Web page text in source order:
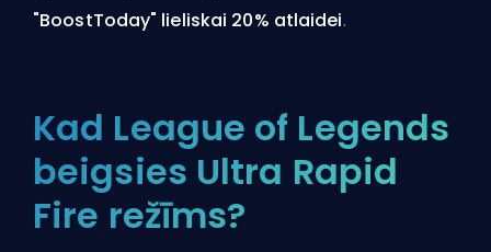
"BoostToday" lieliskai 20% atlaidei.
Kad League of Legends
beigsies Ultra Rapid
Fire režīms?